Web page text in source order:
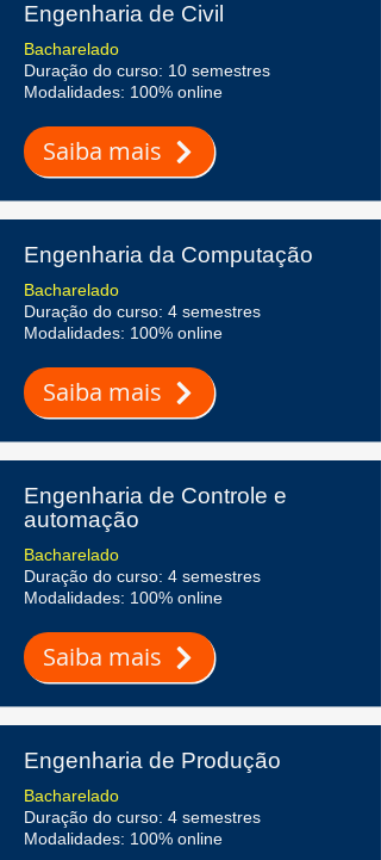
Engenharia de Civil
Bacharelado
Duração do curso: 10 semestres
Modalidades: 100% online
Saiba mais
Engenharia da Computação
Bacharelado
Duração do curso: 4 semestres
Modalidades: 100% online
Saiba mais
Engenharia de Controle e
automação
Bacharelado
Duração do curso: 4 semestres
Modalidades: 100% online
Saiba mais
Engenharia de Produção
Bacharelado
Duração do curso: 4 semestres
Modalidades: 100% online